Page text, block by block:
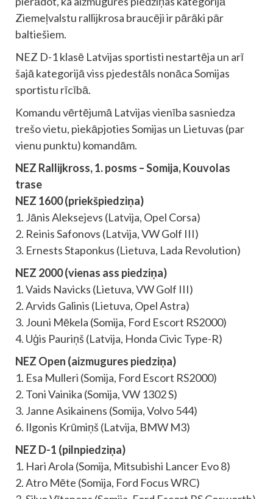
Ziemeļvalstu rallijkrosa braucēji ir pārāki pār
baltiešiem.
NEZ D-1 klasē Latvijas sportisti nestartēja un arī
šajā kategorijā viss pjedestāls nonāca Somijas
sportistu rīcībā.
Komandu vērtējumā Latvijas vienība sasniedza
trešo vietu, piekāpjoties Somijas un Lietuvas (par
vienu punktu) komandām.
NEZ Rallijkross, 1. posms – Somija, Kouvolas
trase
NEZ 1600 (priekšpiedziņa)
1. Jānis Aleksejevs (Latvija, Opel Corsa)
2. Reinis Safonovs (Latvija, VW Golf III)
3. Ernests Staponkus (Lietuva, Lada Revolution)
NEZ 2000 (vienas ass piedziņa)
1. Vaids Navicks (Lietuva, VW Golf III)
2. Arvids Galinis (Lietuva, Opel Astra)
3. Jouni Mēkela (Somija, Ford Escort RS2000)
4. Uģis Pauriņš (Latvija, Honda Civic Type-R)
NEZ Open (aizmugures piedziņa)
1. Esa Mulleri (Somija, Ford Escort RS2000)
2. Toni Vainika (Somija, VW 1302 S)
3. Janne Asikainens (Somija, Volvo 544)
6. Ilgonis Krūmiņš (Latvija, BMW M3)
NEZ D-1 (pilnpiedziņa)
1. Hari Arola (Somija, Mitsubishi Lancer Evo 8)
2. Atro Mēte (Somija, Ford Focus WRC)